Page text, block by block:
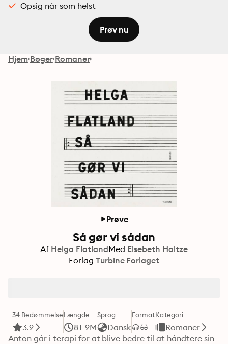
Opsig når som helst
Prøv nu
Hjem Bøger Romaner
Prøve
Så gør vi sådan
Af Helga FlatlandMed Elsebeth Holtze
Forlag Turbine Forlaget
34 Bedømmelse
3.9
Længde
8T 9M
Sprog
Dansk
FormatKategori
Romaner
Anton går i terapi for at blive bedre til at håndtere sin